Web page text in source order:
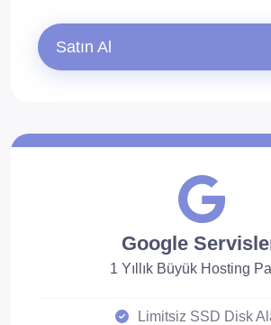
Satın Al
Google
1 Yıllık Büyük Hosting
Limitsiz SSD Disk